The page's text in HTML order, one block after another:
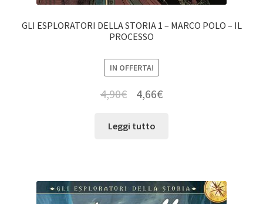
GLI ESPLORATORI DELLA STORIA 1 – MARCO POLO – IL
PROCESSO
IN OFFERTA!
4,90€ 4,66€
Leggi tutto